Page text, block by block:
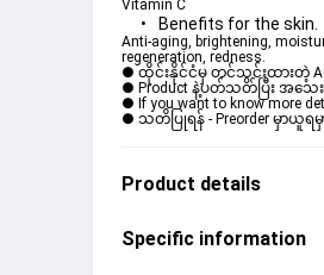
Vitamin C
Benefits for the skin.
Anti-aging, brightening,
regeneration, redness.
● ထိုင်းနိုင်ငံမှ တင်သွင်းထားတဲ့
● Product နဲ့ပတ်သတ်ပြီး အသေး
● If you want to know more
● သတိပြုရန် - Preorder မှာယူရမှ
Product details
Specific information